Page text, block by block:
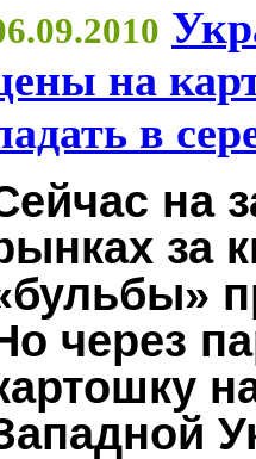
на
в
на
за
через